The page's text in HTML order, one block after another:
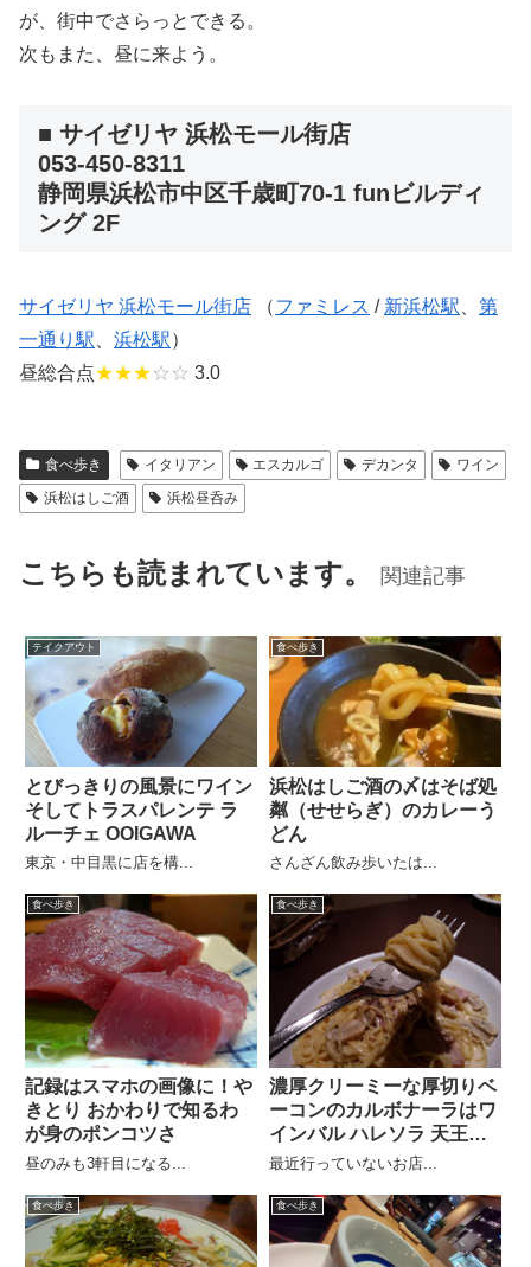
が、街中でさらっとできる。
次もまた、昼に来よう。
■ サイゼリヤ 浜松モール街店
053-450-8311
静岡県浜松市中区千歳町70-1 funビルディ
ング 2F
サイゼリヤ 浜松モール街店 （ファミレス / 新浜松駅
第
一通り駅
浜松駅）
昼総合点★★★☆☆ 3.0
食べ歩き イタリアン エスカルゴ デカンタ
ワイン
浜松はしご酒
浜松昼呑み
こちらも読まれています。 関連記事
テイクアウト
とびっきりの風景にワイン
そしてトラスパレンテ ラ
ルーチェ OOIGAWA
東京・中目黒に店を構...
食べ歩き
浜松はしご酒の〆はそば処
粼（せせらぎ）のカレーう
どん
さんざん飲み歩いたは...
食べ歩き
記録はスマホの画像に！や
きとり おかわりで知るわ
が身のポンコツさ
昼のみも3軒目になる...
食べ歩き
濃厚クリーミーな厚切りベ
ーコンのカルボナーラはワ
インバル ハレソラ 天王洲
店
最近行っていないお店...
食べ歩き 食べ歩き